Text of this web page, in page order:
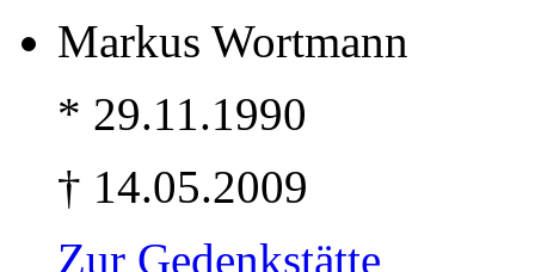
Markus Wortmann
* 29.11.1990
† 14.05.2009
Zur Gedenkstätte